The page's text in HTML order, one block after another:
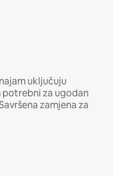
uključuju
potrebni za ugodan
zamjena za